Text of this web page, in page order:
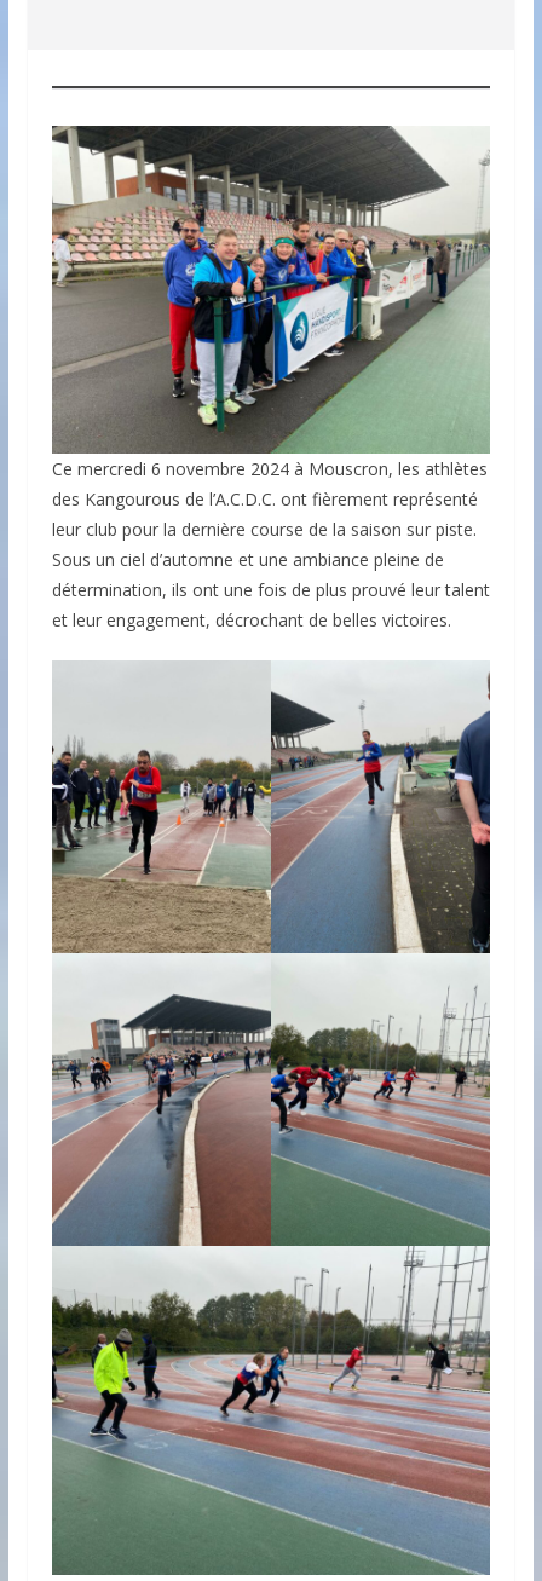
Ce mercredi 6 novembre 2024 à Mouscron, les athlètes
des Kangourous de l’A.C.D.C. ont fièrement représenté
leur club pour la dernière course de la saison sur piste.
Sous un ciel d’automne et une ambiance pleine de
détermination, ils ont une fois de plus prouvé leur talent
et leur engagement, décrochant de belles victoires.